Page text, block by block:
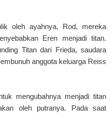
oleh ayahnya, Rod, mereka
Eren menjadi titan.
Titan dari Frieda, saudara
anggota keluarga Reiss
mengubahnya menjadi titan
oleh putranya. Pada saat